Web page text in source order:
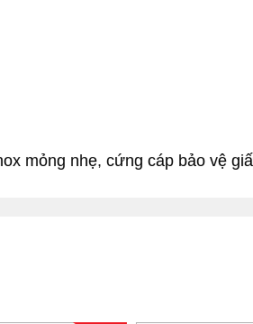
mỏng nhẹ, cứng cáp bảo vệ